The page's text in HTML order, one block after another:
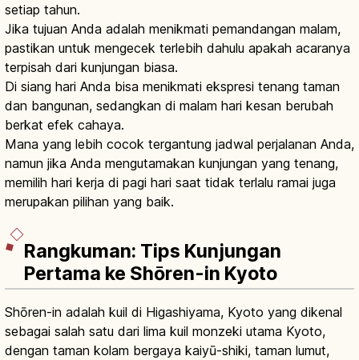
setiap tahun.
Jika tujuan Anda adalah menikmati pemandangan malam,
pastikan untuk mengecek terlebih dahulu apakah acaranya
terpisah dari kunjungan biasa.
Di siang hari Anda bisa menikmati ekspresi tenang taman
dan bangunan, sedangkan di malam hari kesan berubah
berkat efek cahaya.
Mana yang lebih cocok tergantung jadwal perjalanan Anda,
namun jika Anda mengutamakan kunjungan yang tenang,
memilih hari kerja di pagi hari saat tidak terlalu ramai juga
merupakan pilihan yang baik.
Rangkuman: Tips Kunjungan
Pertama ke Shōren-in Kyoto
Shōren-in adalah kuil di Higashiyama, Kyoto yang dikenal
sebagai salah satu dari lima kuil monzeki utama Kyoto,
dengan taman kolam bergaya kaiyū-shiki, taman lumut,